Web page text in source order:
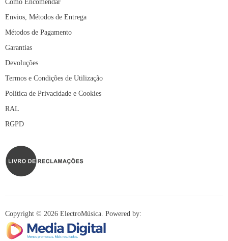
Envios, Métodos de Entrega
Métodos de Pagamento
Garantias
Devoluções
Termos e Condições de Utilização
Política de Privacidade e Cookies
RAL
RGPD
Copyright © 2026 ElectroMúsica. Powered by: